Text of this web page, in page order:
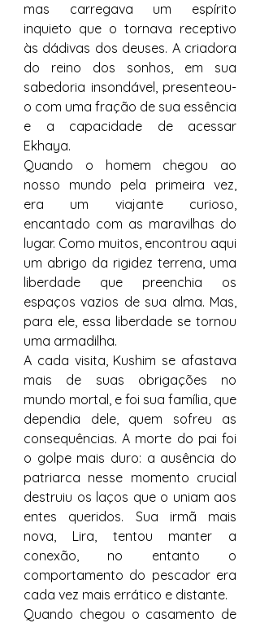
mas carregava um espírito
inquieto que o tornava receptivo
às dádivas dos deuses. A criadora
do reino dos sonhos, em sua
sabedoria insondável, presenteou-
o com uma fração de sua essência
e a capacidade de acessar
Ekhaya.
Quando o homem chegou ao
nosso mundo pela primeira vez,
era um viajante curioso,
encantado com as maravilhas do
lugar. Como muitos, encontrou aqui
um abrigo da rigidez terrena, uma
liberdade que preenchia os
espaços vazios de sua alma. Mas,
para ele, essa liberdade se tornou
uma armadilha.
A cada visita, Kushim se afastava
mais de suas obrigações no
mundo mortal, e foi sua família, que
dependia dele, quem sofreu as
consequências. A morte do pai foi
o golpe mais duro: a ausência do
patriarca nesse momento crucial
destruiu os laços que o uniam aos
entes queridos. Sua irmã mais
nova, Lira, tentou manter a
conexão, no entanto o
comportamento do pescador era
cada vez mais errático e distante.
Quando chegou o casamento de